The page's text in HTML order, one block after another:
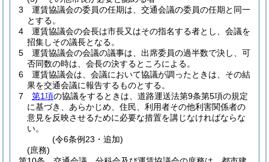
3
運賃協議会の委員の任期は、交通会議の委員の任期と同一
とする。
4
運賃協議会の会長は市長又はその指名する者とし、会議を
招集しその議長となる。
5
運賃協議会の会議の議事は、出席委員の過半数で決し、可
否同数の時は、会長の決するところによる。
6
運賃協議会は、会議において協議が調ったときは、その結
果を交通会議に報告するものとする。
7
第1項の協議をするときは、道路運送法第9条第5項の規定
に基づき、あらかじめ、住民、利用者その他利害関係者の
意見を反映させるために必要な措置を講じなければならな
い。
(令6条例23・追加)
(庶務)